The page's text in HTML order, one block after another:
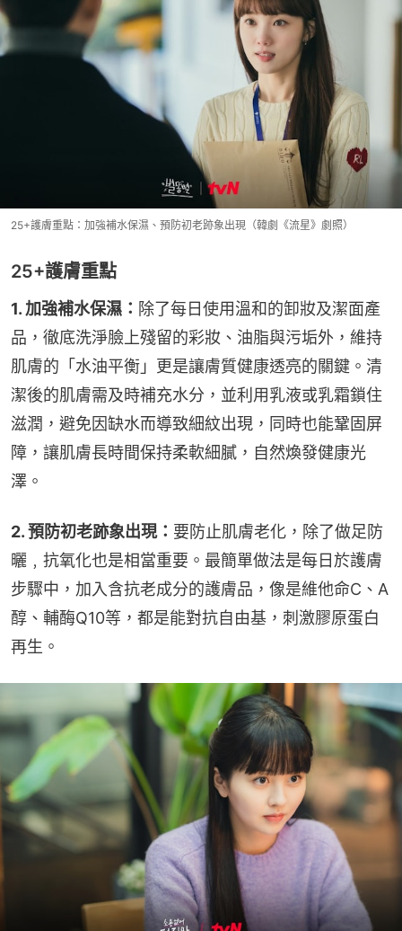
25+護膚重點：加強補水保濕、預防初老跡象出現（韓劇《流星》劇照）
25+護膚重點
1. 加強補水保濕： 除了每日使用溫和的卸妝及潔面產
品，徹底洗淨臉上殘留的彩妝、油脂與污垢外，維持
肌膚的「水油平衡」更是讓膚質健康透亮的關鍵。清
潔後的肌膚需及時補充水分，並利用乳液或乳霜鎖住
滋潤，避免因缺水而導致細紋出現，同時也能鞏固屏
障，讓肌膚長時間保持柔軟細膩，自然煥發健康光
澤。
2. 預防初老跡象出現： 要防止肌膚老化，除了做足防
曬﹐抗氧化也是相當重要。最簡單做法是每日於護膚
步驟中，加入含抗老成分的護膚品，像是維他命C、A
醇、輔酶Q10等，都是能對抗自由基，刺激膠原蛋白
再生。